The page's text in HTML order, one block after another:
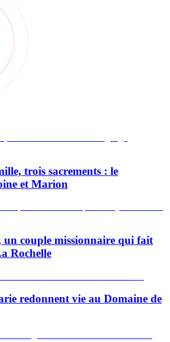
trois sacrements : le
et Marion
un couple missionnaire qui fait
Rochelle
redonnent vie au Domaine de